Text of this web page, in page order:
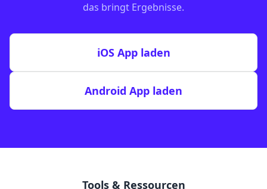
das bringt Ergebnisse.
iOS App laden
Android App laden
Tools & Ressourcen